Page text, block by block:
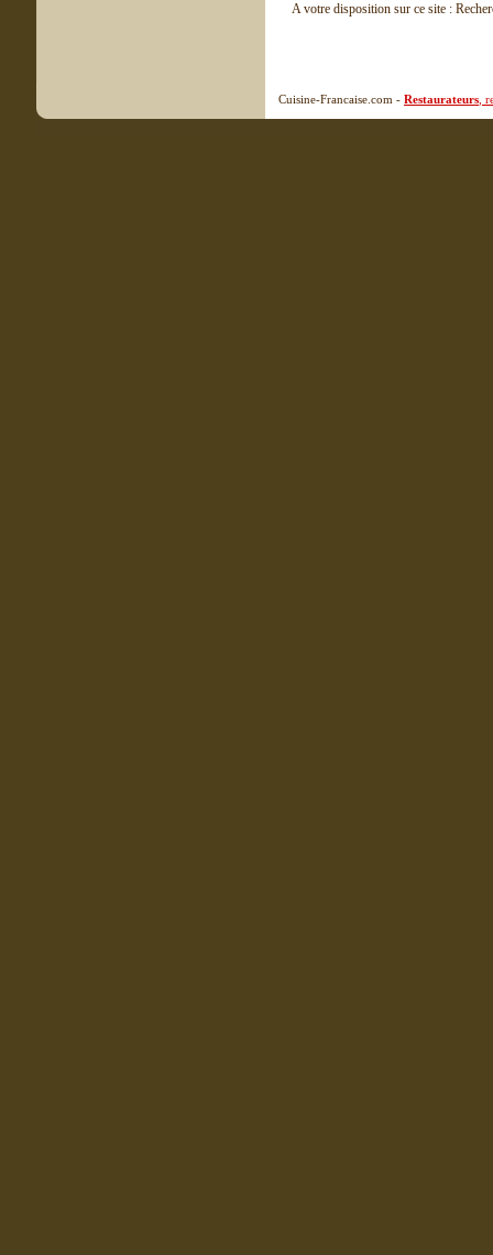
A votre disposition sur ce site :
Cuisine-Francaise.com - Restaurateurs ,